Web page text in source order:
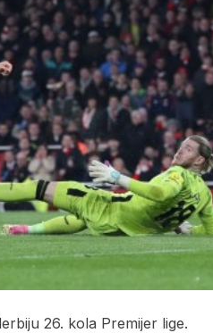
26. kola Premijer lige.